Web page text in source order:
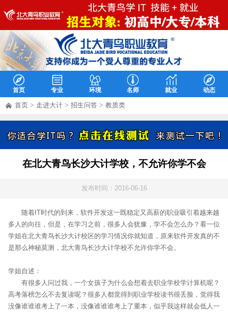
首页 专业 环境 名师 就业 动态
首页> 走进大计> 招生问答> 教质类
在北大青鸟长沙大计学校，不允许你学不会
发布时间：2016-06-16
随着IT时代的到来，软件开发这一既稳定又高薪的职业吸引着越来越
多人的向往，但是，在学习之前，很多人会犹豫，学不会怎么办？看一位
学姐在北大青鸟长沙大计校区的学习情况你就知道，原来软件开发真的不
是那么神秘莫测，北大青鸟长沙大计学校不允许你学不会。
学姐自述：
有很多人问过我，一个女孩子为什么会想着去职业学校学计算机呢？
高考落榜怎么不去复读呢？很多人都觉得到职业学校读书很丢脸，觉得我
没像谁谁谁考上了一本，没像谁谁谁考上了重本，似乎我这样就会低人一